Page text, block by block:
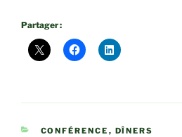
Partager :
CATÉGORIES
CONFÉRENCE , DÎNERS